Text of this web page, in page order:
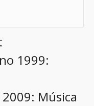
1999:
Música